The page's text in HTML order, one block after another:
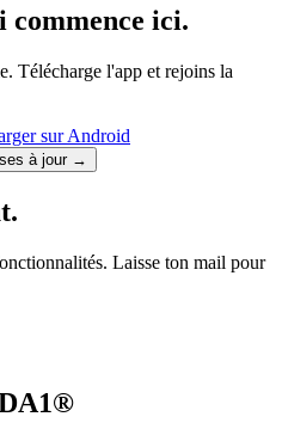
commence ici.
Télécharge l'app et rejoins la
sur Android
à jour →
Laisse ton mail pour